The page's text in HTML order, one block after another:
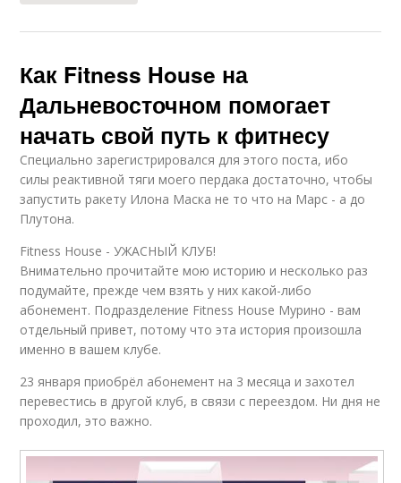
Как Fitness House на
Дальневосточном помогает
начать свой путь к фитнесу
Cпециально зарегистрировался для этого поста, ибо
силы реактивной тяги моего пердака достаточно, чтобы
запустить ракету Илона Маска не то что на Марс - а до
Плутона.
Fitness House - УЖАСНЫЙ КЛУБ!
Внимательно прочитайте мою историю и несколько раз
подумайте, прежде чем взять у них какой-либо
абонемент. Подразделение Fitness House Мурино - вам
отдельный привет, потому что эта история произошла
именно в вашем клубе.
23 января приобрёл абонемент на 3 месяца и захотел
перевестись в другой клуб, в связи с переездом. Ни дня не
проходил, это важно.